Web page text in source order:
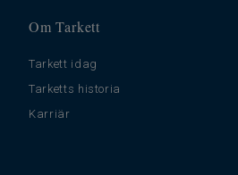
Om Tarkett
Tarkett idag
Tarketts historia
Karriär